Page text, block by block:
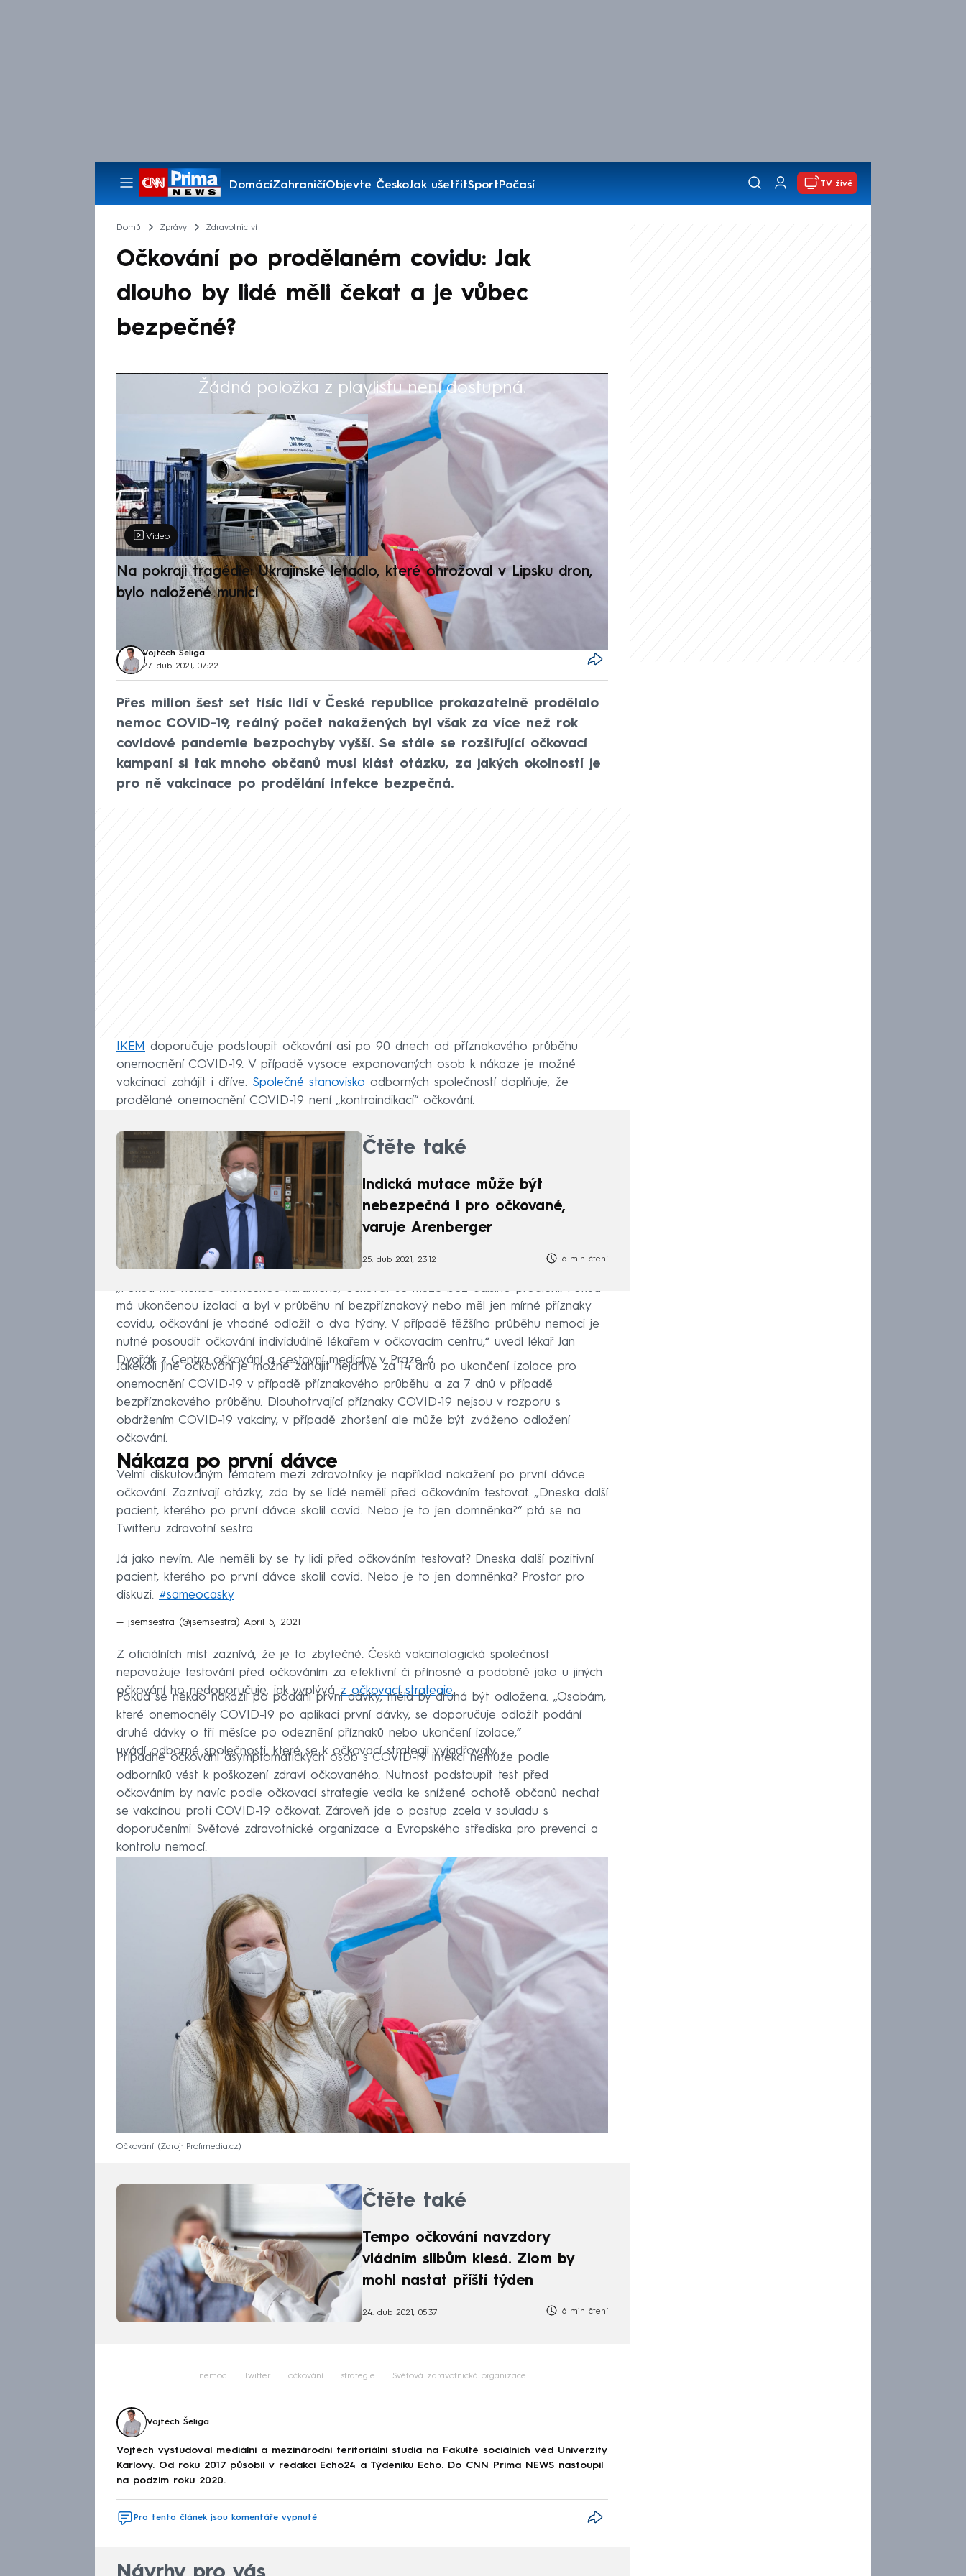
DomácíZahraničíObjevte ČeskoJak ušetřitSportPočasí
Pořady
TV živě
Domů Zprávy Zdravotnictví
Očkování po prodělaném covidu: Jak
dlouho by lidé měli čekat a je vůbec
bezpečné?
Žádná položka z playlistu není dostupná.
Výběr redakce
Video
Na pokraji tragédie: Ukrajinské letadlo, které ohrožoval v Lipsku dron,
bylo naložené municí
Vojtěch Šeliga
27. dub 2021, 07:22
Přes milion šest set tisíc lidí v České republice prokazatelně prodělalo
nemoc COVID-19, reálný počet nakažených byl však za více než rok
covidové pandemie bezpochyby vyšší. Se stále se rozšiřující očkovací
kampaní si tak mnoho občanů musí klást otázku, za jakých okolností je
pro ně vakcinace po prodělání infekce bezpečná.
IKEM doporučuje podstoupit očkování asi po 90 dnech od příznakového průběhu
onemocnění COVID-19. V případě vysoce exponovaných osob k nákaze je možné
vakcinaci zahájit i dříve. Společné stanovisko odborných společností doplňuje, že
prodělané onemocnění COVID-19 není „kontraindikací“ očkování.
Čtěte také
Indická mutace může být
nebezpečná i pro očkované,
varuje Arenberger
25. dub 2021, 23:12 6 min čtení
„Pokud má někdo ukončenou karanténu, očkovat se může bez dalšího prodlení. Pokud
má ukončenou izolaci a byl v průběhu ní bezpříznakový nebo měl jen mírné příznaky
covidu, očkování je vhodné odložit o dva týdny. V případě těžšího průběhu nemoci je
nutné posoudit očkování individuálně lékařem v očkovacím centru,“ uvedl lékař Jan
Dvořák z Centra očkování a cestovní medicíny v Praze 6.
Jakékoli jiné očkování je možné zahájit nejdříve za 14 dnů po ukončení izolace pro
onemocnění COVID-19 v případě příznakového průběhu a za 7 dnů v případě
bezpříznakového průběhu. Dlouhotrvající příznaky COVID-19 nejsou v rozporu s
obdržením COVID-19 vakcíny, v případě zhoršení ale může být zváženo odložení
očkování.
Nákaza po první dávce
Velmi diskutovaným tématem mezi zdravotníky je například nakažení po první dávce
očkování. Zaznívají otázky, zda by se lidé neměli před očkováním testovat. „Dneska další
pacient, kterého po první dávce skolil covid. Nebo je to jen domněnka?“ ptá se na
Twitteru zdravotní sestra.
Já jako nevím. Ale neměli by se ty lidi před očkováním testovat? Dneska další pozitivní
pacient, kterého po první dávce skolil covid. Nebo je to jen domněnka? Prostor pro
diskuzi. #sameocasky
— jsemsestra (@jsemsestra) April 5, 2021
Z oficiálních míst zaznívá, že je to zbytečné. Česká vakcinologická společnost
nepovažuje testování před očkováním za efektivní či přínosné a podobně jako u jiných
očkování ho nedoporučuje, jak vyplývá z očkovací strategie.
Pokud se někdo nakazil po podání první dávky, měla by druhá být odložena. „Osobám,
které onemocněly COVID-19 po aplikaci první dávky, se doporučuje odložit podání
druhé dávky o tři měsíce po odeznění příznaků nebo ukončení izolace,“
uvádí odborné společnosti, které se k očkovací strategii vyjadřovaly.
Případné očkování asymptomatických osob s COVID-19 infekcí nemůže podle
odborníků vést k poškození zdraví očkovaného. Nutnost podstoupit test před
očkováním by navíc podle očkovací strategie vedla ke snížené ochotě občanů nechat
se vakcínou proti COVID-19 očkovat. Zároveň jde o postup zcela v souladu s
doporučeními Světové zdravotnické organizace a Evropského střediska pro prevenci a
kontrolu nemocí.
Očkování Zdroj: Profimedia.cz
Čtěte také
Tempo očkování navzdory
vládním slibům klesá. Zlom by
mohl nastat příští týden
24. dub 2021, 05:37 6 min čtení
nemoc Twitter očkování strategie Světová zdravotnická organizace
Vojtěch Šeliga
Vojtěch vystudoval mediální a mezinárodní teritoriální studia na Fakultě sociálních věd Univerzity
Karlovy. Od roku 2017 působil v redakci Echo24 a Týdeníku Echo. Do CNN Prima NEWS nastoupil
na podzim roku 2020.
Pro tento článek jsou komentáře vypnuté